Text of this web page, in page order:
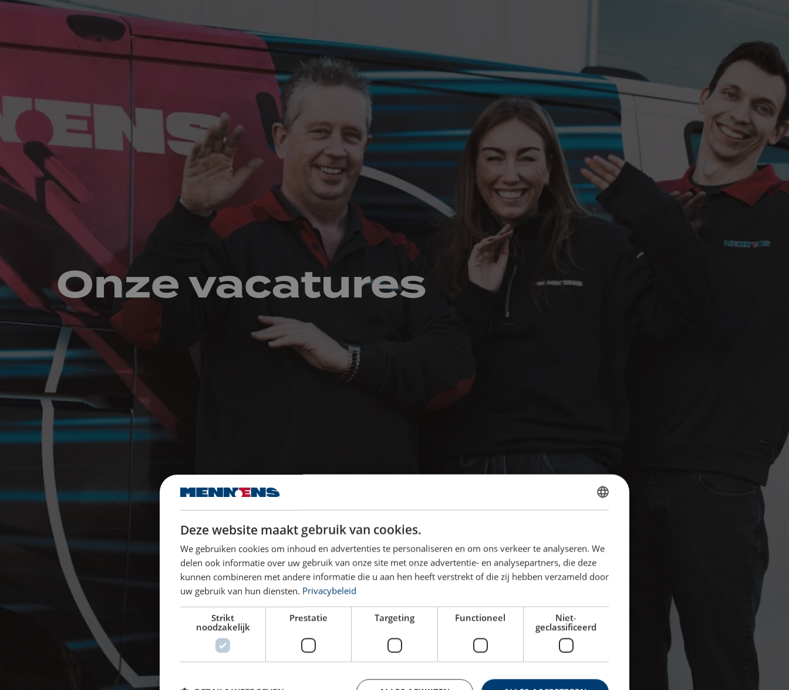
Onze vacatures
DUTCH
Deze website maakt gebruik van cookies.
We gebruiken cookies om inhoud en advertenties te personaliseren en om ons verkeer te analyseren. We
delen ook informatie over uw gebruik van onze site met onze advertentie- en analysepartners, die deze
kunnen combineren met andere informatie die u aan hen heeft verstrekt of die zij hebben verzameld door
uw gebruik van hun diensten. Privacybeleid
Strikt
noodzakelijk
Prestatie Targeting Functioneel
Niet-
geclassificeerd